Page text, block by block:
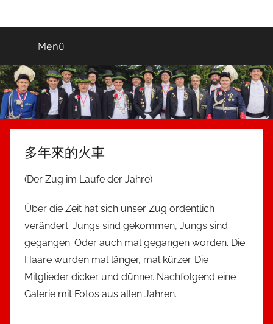
Inhalt
Ewige_Jugend
Jugend"
Neuss-
Uedesheim
Menü
多年來的火車
(Der Zug im Laufe der Jahre)
Über die Zeit hat sich unser Zug ordentlich
verändert. Jungs sind gekommen, Jungs sind
gegangen. Oder auch mal gegangen worden. Die
Haare wurden mal länger, mal kürzer. Die
Mitglieder dicker und dünner. Nachfolgend eine
Galerie mit Fotos aus allen Jahren.